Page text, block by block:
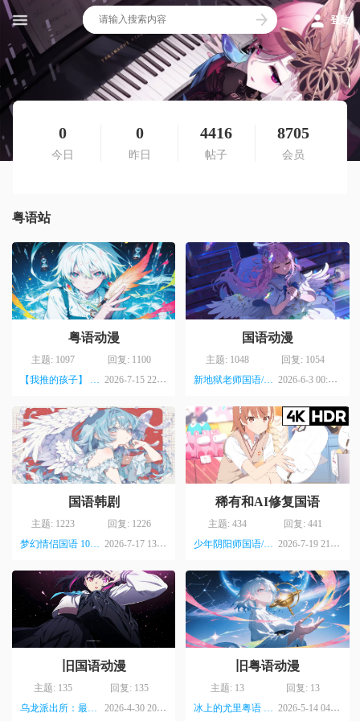
登陆
0
今日
0
昨日
4416
帖子
8705
会员
粤语站
粤语动漫
主题: 1097
回复: 1100
【我推的孩子】 第三季粤语 1080 ... 2026-7-15 22:46
国语动漫
主题: 1048
回复: 1054
新地狱老师国语/台配 1080P【1-1 ... 2026-6-3 00:43
国语韩剧
主题: 1223
回复: 1226
梦幻情侣国语 1080P 【16话全】 ... 2026-7-17 13:47
稀有和AI修复国语
主题: 434
回复: 441
少年阴阳师国语/台配 1080P【1-2 ... 2026-7-19 21:55
旧国语动漫
主题: 135
回复: 135
乌龙派出所：最危险的生存游戏(1 ...
2026-4-30 20:35
旧粤语动漫
主题: 13
回复: 13
冰上的尤里粤语 1080P【1-12话全 ... 2026-5-14 04:14